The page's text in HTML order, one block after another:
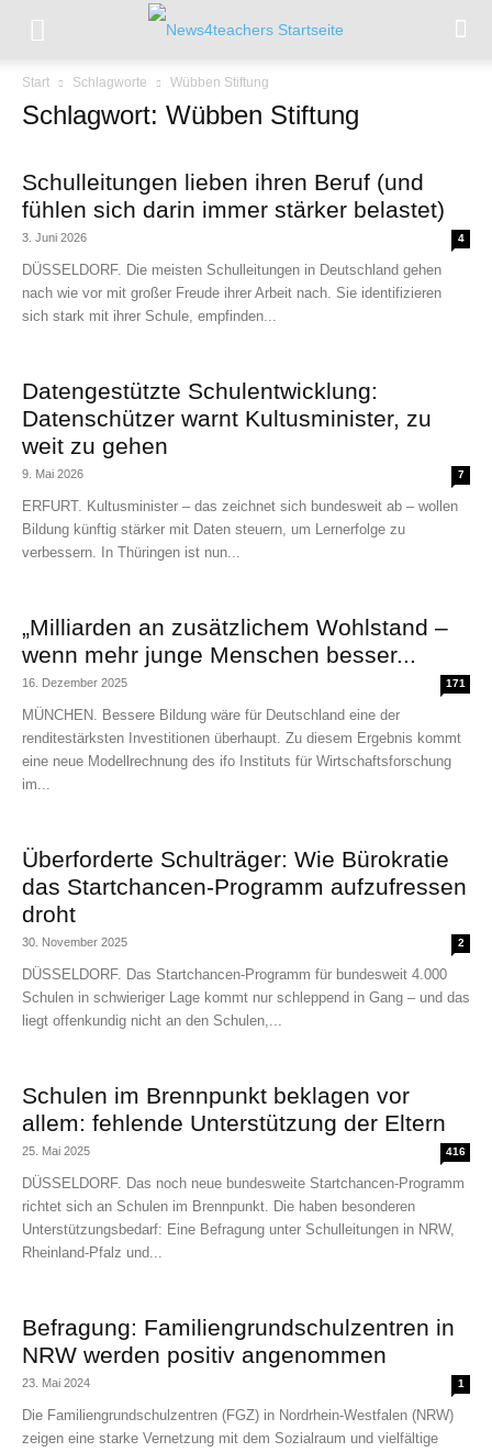
Start Schlagworte Wübben Stiftung
Schlagwort: Wübben Stiftung
Schulleitungen lieben ihren Beruf (und
fühlen sich darin immer stärker belastet)
3. Juni 2026 4
DÜSSELDORF. Die meisten Schulleitungen in Deutschland gehen
nach wie vor mit großer Freude ihrer Arbeit nach. Sie identifizieren
sich stark mit ihrer Schule, empfinden...
Datengestützte Schulentwicklung:
Datenschützer warnt Kultusminister, zu
weit zu gehen
9. Mai 2026 7
ERFURT. Kultusminister – das zeichnet sich bundesweit ab – wollen
Bildung künftig stärker mit Daten steuern, um Lernerfolge zu
verbessern. In Thüringen ist nun...
„Milliarden an zusätzlichem Wohlstand –
wenn mehr junge Menschen besser...
16. Dezember 2025 171
MÜNCHEN. Bessere Bildung wäre für Deutschland eine der
renditestärksten Investitionen überhaupt. Zu diesem Ergebnis kommt
eine neue Modellrechnung des ifo Instituts für Wirtschaftsforschung
im...
Überforderte Schulträger: Wie Bürokratie
das Startchancen-Programm aufzufressen
droht
30. November 2025 2
DÜSSELDORF. Das Startchancen-Programm für bundesweit 4.000
Schulen in schwieriger Lage kommt nur schleppend in Gang – und das
liegt offenkundig nicht an den Schulen,...
Schulen im Brennpunkt beklagen vor
allem: fehlende Unterstützung der Eltern
25. Mai 2025 416
DÜSSELDORF. Das noch neue bundesweite Startchancen-Programm
richtet sich an Schulen im Brennpunkt. Die haben besonderen
Unterstützungsbedarf: Eine Befragung unter Schulleitungen in NRW,
Rheinland-Pfalz und...
Befragung: Familiengrundschulzentren in
NRW werden positiv angenommen
23. Mai 2024 1
Die Familiengrundschulzentren (FGZ) in Nordrhein-Westfalen (NRW)
zeigen eine starke Vernetzung mit dem Sozialraum und vielfältige